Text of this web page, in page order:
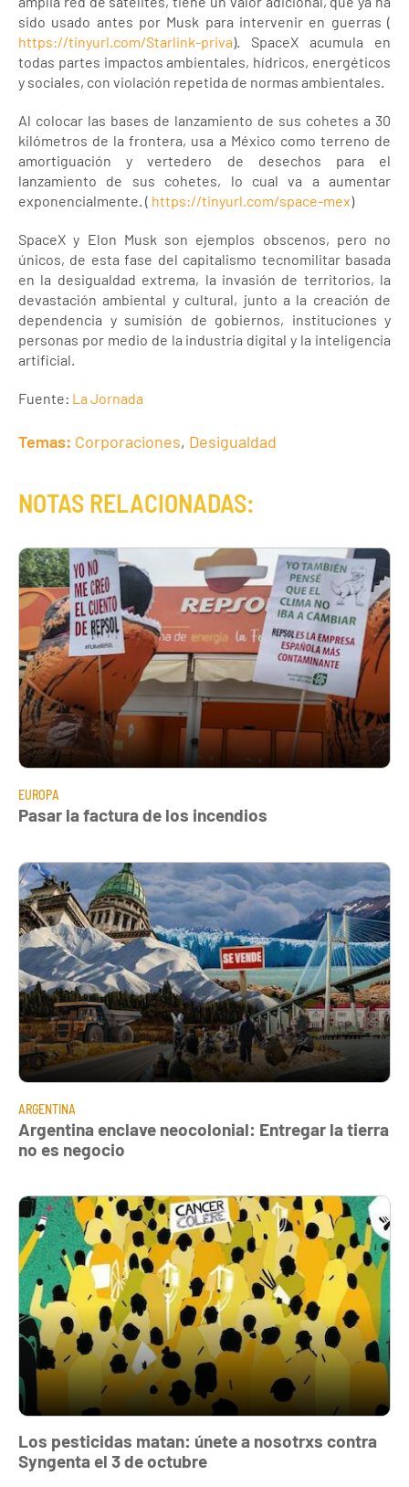
sido usado antes por Musk para intervenir en guerras (
https://tinyurl.com/Starlink-priva). SpaceX acumula en
todas partes impactos ambientales, hídricos, energéticos
y sociales, con violación repetida de normas ambientales.
Al colocar las bases de lanzamiento de sus cohetes a 30
kilómetros de la frontera, usa a México como terreno de
amortiguación y vertedero de desechos para el
lanzamiento de sus cohetes, lo cual va a aumentar
exponencialmente. ( https://tinyurl.com/space-mex)
SpaceX y Elon Musk son ejemplos obscenos, pero no
únicos, de esta fase del capitalismo tecnomilitar basada
en la desigualdad extrema, la invasión de territorios, la
devastación ambiental y cultural, junto a la creación de
dependencia y sumisión de gobiernos, instituciones y
personas por medio de la industria digital y la inteligencia
artificial.
Fuente: La Jornada
Temas: Corporaciones, Desigualdad
NOTAS RELACIONADAS:
EUROPA
Pasar la factura de los incendios
ARGENTINA
Argentina enclave neocolonial: Entregar la tierra
no es negocio
Los pesticidas matan: únete a nosotrxs contra
Syngenta el 3 de octubre